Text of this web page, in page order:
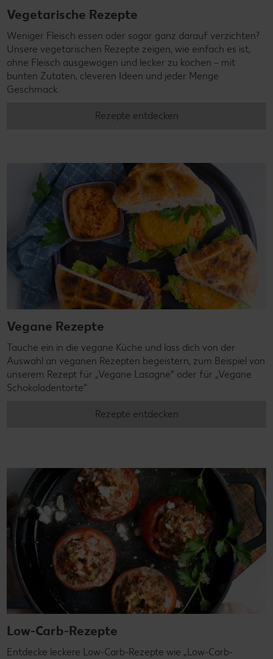
Vegetarische Rezepte
Weniger Fleisch essen oder sogar ganz darauf verzichten?
Unsere vegetarischen Rezepte zeigen, wie einfach es ist,
ohne Fleisch ausgewogen und lecker zu kochen – mit
bunten Zutaten, cleveren Ideen und jeder Menge
Geschmack.
Rezepte entdecken
Vegane Rezepte
Tauche ein in die vegane Küche und lass dich von der
Auswahl an veganen Rezepten begeistern, zum Beispiel von
unserem Rezept für „Vegane Lasagne“ oder für „Vegane
Schokoladentorte“.
Rezepte entdecken
Low-Carb-Rezepte
Entdecke leckere Low-Carb-Rezepte wie „Low-Carb-